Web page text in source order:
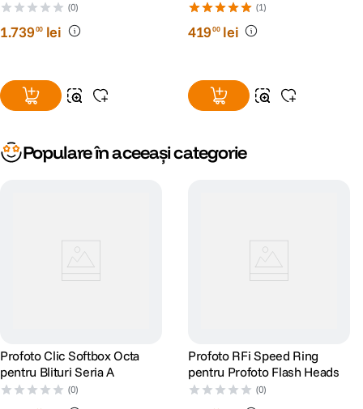
(0)
1.73900 lei
(1)
41900 lei
Populare în aceeași categorie
Profoto Clic Softbox Octa
pentru Blituri Seria A
(0)
Profoto RFi Speed Ring
pentru Profoto Flash Heads
(0)